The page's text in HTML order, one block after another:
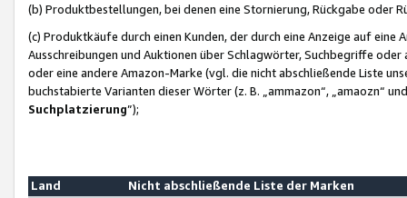
(b) Produktbestellungen, bei denen eine Stornierung, Rückgabe oder
(c) Produktkäufe durch einen Kunden, der durch eine Anzeige auf
Ausschreibungen und Auktionen über Schlagwörter, Suchbegriffe
oder eine andere Amazon-Marke (vgl. die nicht abschließende Liste
buchstabierte Varianten dieser Wörter (z. B. „ammazon“, „amaozn“
Suchplatzierung”);
Land
Nicht abschließende Liste der Marken